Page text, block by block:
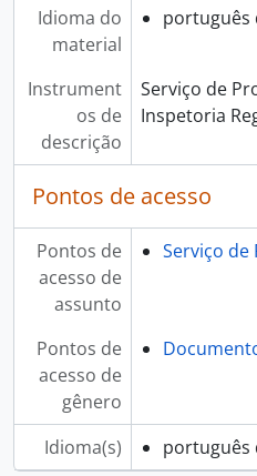
Idioma do
material
português
Instrument
os de
descrição
Serviço de
Inspetoria
Pontos de acesso
Pontos de
acesso de
assunto
Serviço de
Pontos de
acesso de
gênero
Idioma(s) português